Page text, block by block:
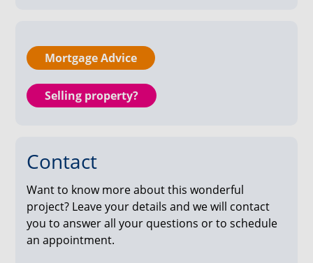
Mortgage Advice
Selling property?
Contact
Want to know more about this wonderful
project? Leave your details and we will contact
you to answer all your questions or to schedule
an appointment.